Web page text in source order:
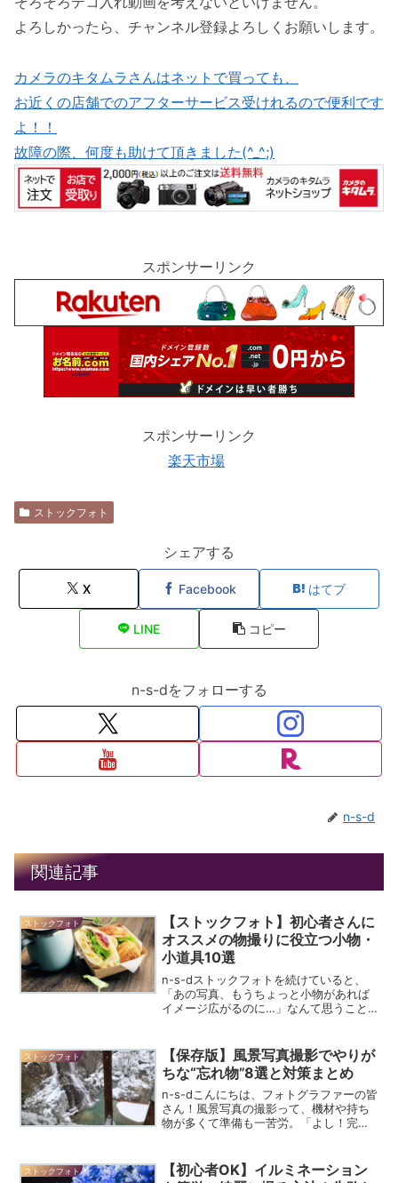
よろしかったら、チャンネル登録よろしくお願いします。
カメラのキタムラさんはネットで買っても、
お近くの店舗でのアフターサービス受けれるので便利です
よ！！
故障の際、何度も助けて頂きました(^_^;)
スポンサーリンク
スポンサーリンク
楽天市場
ストックフォト
シェアする
X Facebook はてブ
LINE コピー
n-s-dをフォローする
n-s-d
関連記事
ストックフォト
【ストックフォト】初心者さんに
オススメの物撮りに役立つ小物・
小道具10選
n-s-dストックフォトを続けていると、
「あの写真、もうちょっと小物があれば
イメージ広がるのに…」なんて思うこと
道具を持っておくと、写真のバリエーシ
ョンが一気に広がりま...
ストックフォト
【保存版】風景写真撮影でやりが
ちな“忘れ物”8選と対策まとめ
n-s-dこんにちは、フォトグラファーの皆
さん！風景写真の撮影って、機材や持ち
物が多くて準備も一苦労。「よし！完
か？実は、どんなベテランでも“うっかり
忘れ物”はやりが...
ストックフォト
【初心者OK】イルミネーション